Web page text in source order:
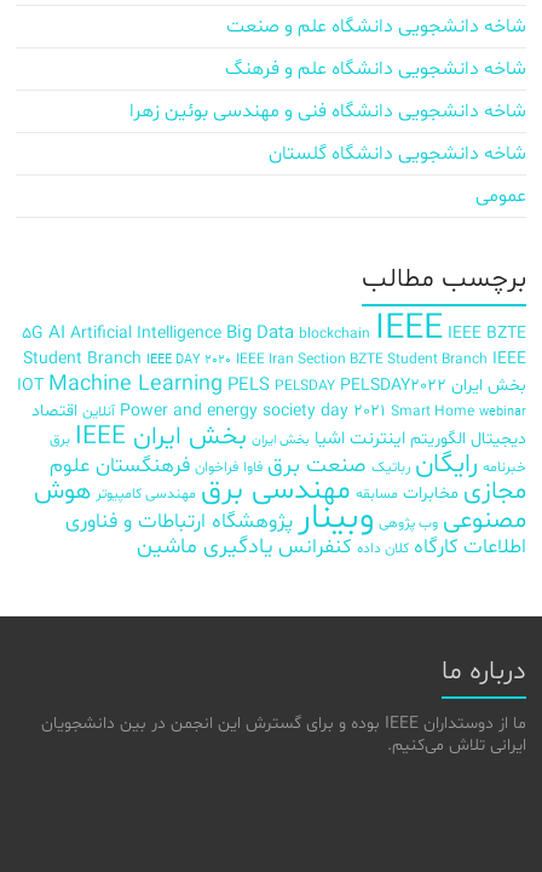
شاخه دانشجویی دانشگاه علم و صنعت
شاخه دانشجویی دانشگاه علم و فرهنگ
شاخه دانشجویی دانشگاه فنی و مهندسی بوئین زهرا
شاخه دانشجویی دانشگاه گلستان
عمومی
برچسب‌ مطالب
5G AI Artificial Intelligence Big Data blockchain IEEE IEEE BZTE
Student Branch IEEE DAY 2020 IEEE Iran Section BZTE Student Branch IEEE
بخش ایران
IOT Machine Learning PELS PELSDAY PELSDAY2022
Power and energy society day 2021 Smart Home webinar آنلاین اقتصاد
دیجیتال الگوریتم اینترنت اشیا بخش ایران بخش ایران IEEE
برق
خبرنامه رایگان رباتیک صنعت برق فاوا فراخوان فرهنگستان علوم
مجازی مخابرات مسابقه مهندسی برق مهندسی کامپیوتر هوش
مصنوعی وب پژوهی وبینارپژوهشگاه ارتباطات و فناوری
اطلاعات کارگاه کلان داده کنفرانس یادگیری ماشین
درباره ما
ما از دوستداران IEEE بوده و برای گسترش این انجمن در بین دانشجویان
ایرانی تلاش می‌کنیم.